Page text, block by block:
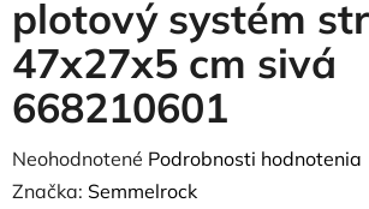
plotový systém
47x27x5 cm sivá
668210601
Priemerné
hodnotenie
Neohodnotené Podrobnosti hodnotenia
Značka: Semmelrock